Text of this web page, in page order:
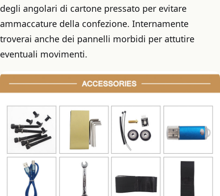
degli angolari di cartone pressato per evitare
ammaccature della confezione. Internamente
troverai anche dei pannelli morbidi per attutire
eventuali movimenti.